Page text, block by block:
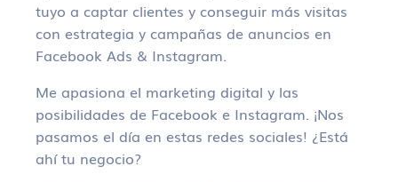
tuyo a captar clientes y conseguir más visitas
con estrategia y campañas de anuncios en
Facebook Ads & Instagram.
Me apasiona el marketing digital y las
posibilidades de Facebook e Instagram. ¡Nos
pasamos el día en estas redes sociales! ¿Está
ahí tu negocio?